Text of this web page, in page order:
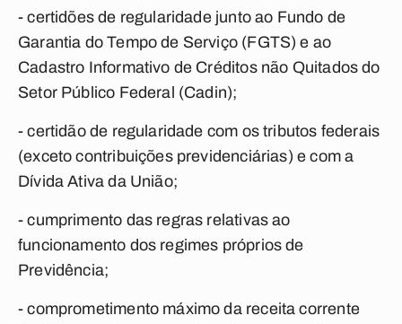
- certidões de regularidade junto ao Fundo de
Garantia do Tempo de Serviço (FGTS) e ao
Cadastro Informativo de Créditos não Quitados do
Setor Público Federal (Cadin);
- certidão de regularidade com os tributos federais
(exceto contribuições previdenciárias) e com a
Dívida Ativa da União;
- cumprimento das regras relativas ao
funcionamento dos regimes próprios de
Previdência;
- comprometimento máximo da receita corrente